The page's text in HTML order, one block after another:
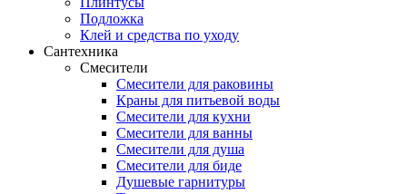
Подложка
Клей и средства по уходу
Сантехника
Смесители
Смесители для раковины
Краны для питьевой воды
Смесители для кухни
Смесители для ванны
Смесители для душа
Смесители для биде
Душевые гарнитуры